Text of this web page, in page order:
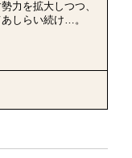
力を拡大しつつ、
しらい続け…。